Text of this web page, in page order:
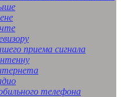
приема сигнала
телефона